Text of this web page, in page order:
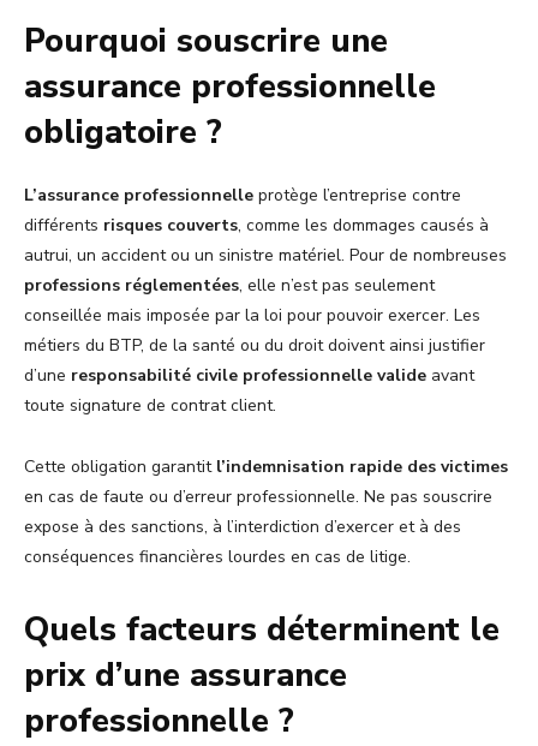
Pourquoi souscrire une
assurance professionnelle
obligatoire ?
L’assurance professionnelle protège l’entreprise contre
différents risques couverts, comme les dommages causés à
autrui, un accident ou un sinistre matériel. Pour de nombreuses
professions réglementées, elle n’est pas seulement
conseillée mais imposée par la loi pour pouvoir exercer. Les
métiers du BTP, de la santé ou du droit doivent ainsi justifier
d’une responsabilité civile professionnelle valide avant
toute signature de contrat client.
Cette obligation garantit l’indemnisation rapide des victimes
en cas de faute ou d’erreur professionnelle. Ne pas souscrire
expose à des sanctions, à l’interdiction d’exercer et à des
conséquences financières lourdes en cas de litige.
Quels facteurs déterminent le
prix d’une assurance
professionnelle ?